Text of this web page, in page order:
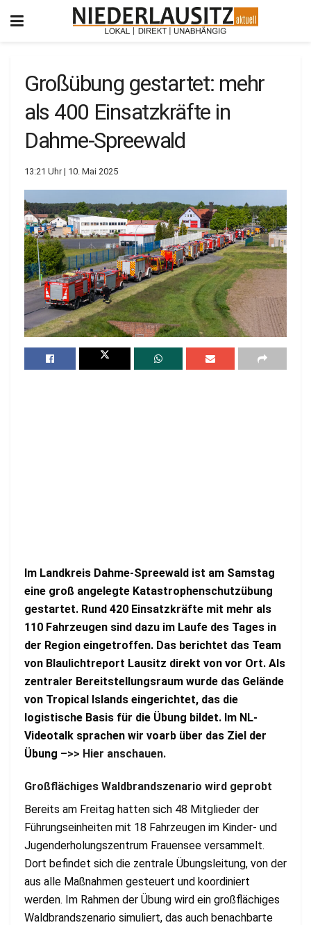
Großübung gestartet: mehr
als 400 Einsatzkräfte in
Dahme-Spreewald
13:21 Uhr | 10. Mai 2025
Im Landkreis Dahme-Spreewald ist am Samstag
eine groß angelegte Katastrophenschutzübung
gestartet. Rund 420 Einsatzkräfte mit mehr als
110 Fahrzeugen sind dazu im Laufe des Tages in
der Region eingetroffen. Das berichtet das Team
von Blaulichtreport Lausitz direkt von vor Ort. Als
zentraler Bereitstellungsraum wurde das Gelände
von Tropical Islands eingerichtet, das die
logistische Basis für die Übung bildet. Im NL-
Videotalk sprachen wir voarb über das Ziel der
Übung –>> Hier anschauen.
Großflächiges Waldbrandszenario wird geprobt
Bereits am Freitag hatten sich 48 Mitglieder der
Führungseinheiten mit 18 Fahrzeugen im Kinder- und
Jugenderholungszentrum Frauensee versammelt.
Dort befindet sich die zentrale Übungsleitung, von der
aus alle Maßnahmen gesteuert und koordiniert
werden. Im Rahmen der Übung wird ein großflächiges
Waldbrandszenario simuliert, das auch benachbarte